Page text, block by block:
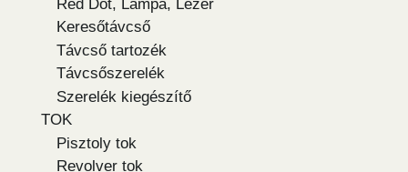
Red Dot, Lámpa, Lézer
Keresőtávcső
Távcső tartozék
Távcsőszerelék
Szerelék kiegészítő
TOK
Pisztoly tok
Revolver tok